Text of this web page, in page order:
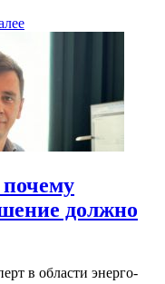
должно
в области энерго-